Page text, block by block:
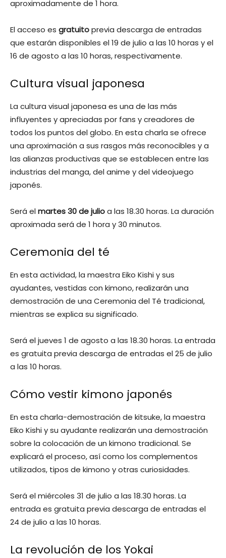
aproximadamente de 1 hora.
El acceso es gratuitoprevia descarga de entradas
que estarán disponibles el 19 de julio a las 10 horas y el
16 de agosto a las 10 horas, respectivamente.
Cultura visual japonesa
La cultura visual japonesa es una de las más
influyentes y apreciadas por fans y creadores de
todos los puntos del globo. En esta charla se ofrece
una aproximación a sus rasgos más reconocibles y a
las alianzas productivas que se establecen entre las
industrias del manga, del anime y del videojuego
japonés.
Será elmartes 30 de julioa las 18.30 horas. La duración
aproximada será de 1 hora y 30 minutos.
Ceremonia del té
En esta actividad, la maestra Eiko Kishi y sus
ayudantes, vestidas con kimono, realizarán una
demostración de una Ceremonia del Té tradicional,
mientras se explica su significado.
Será el jueves 1 de agosto a las 18.30 horas. La entrada
es gratuita previa descarga de entradas el 25 de julio
a las 10 horas.
Cómo vestir kimono japonés
En esta charla-demostración de kitsuke, la maestra
Eiko Kishi y su ayudante realizarán una demostración
sobre la colocación de un kimono tradicional. Se
explicará el proceso, así como los complementos
utilizados, tipos de kimono y otras curiosidades.
Será el miércoles 31 de julio a las 18.30 horas. La
entrada es gratuita previa descarga de entradas el
24 de julio a las 10 horas.
La revolución de los Yokai